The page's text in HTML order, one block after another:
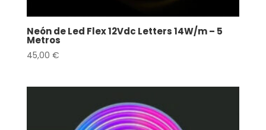
Neón de Led Flex 12Vdc Letters 14W/m – 5
Metros
45,00 €